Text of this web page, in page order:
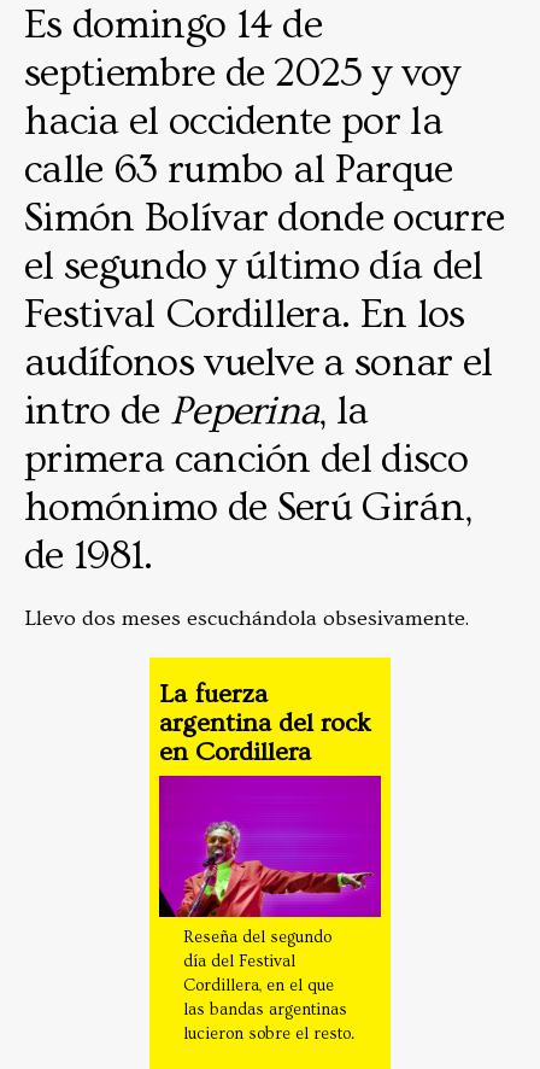
Es domingo 14 de
septiembre de 2025 y voy
hacia el occidente por la
calle 63 rumbo al Parque
Simón Bolívar donde ocurre
el segundo y último día del
Festival Cordillera. En los
audífonos vuelve a sonar el
intro de Peperina, la
primera canción del disco
homónimo de Serú Girán,
de 1981.
Llevo dos meses escuchándola obsesivamente.
La fuerza
argentina del rock
en Cordillera
Reseña del segundo
día del Festival
Cordillera, en el que
las bandas argentinas
lucieron sobre el resto.